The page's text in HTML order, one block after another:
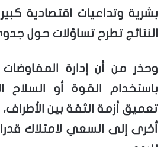
بشرية وتداعيات اقتصادية
النتائج تطرح تساؤلات حول
وحذر من أن إدارة
باستخدام القوة أو
تعميق أزمة الثقة بين
أخرى إلى السعي لامتلاك